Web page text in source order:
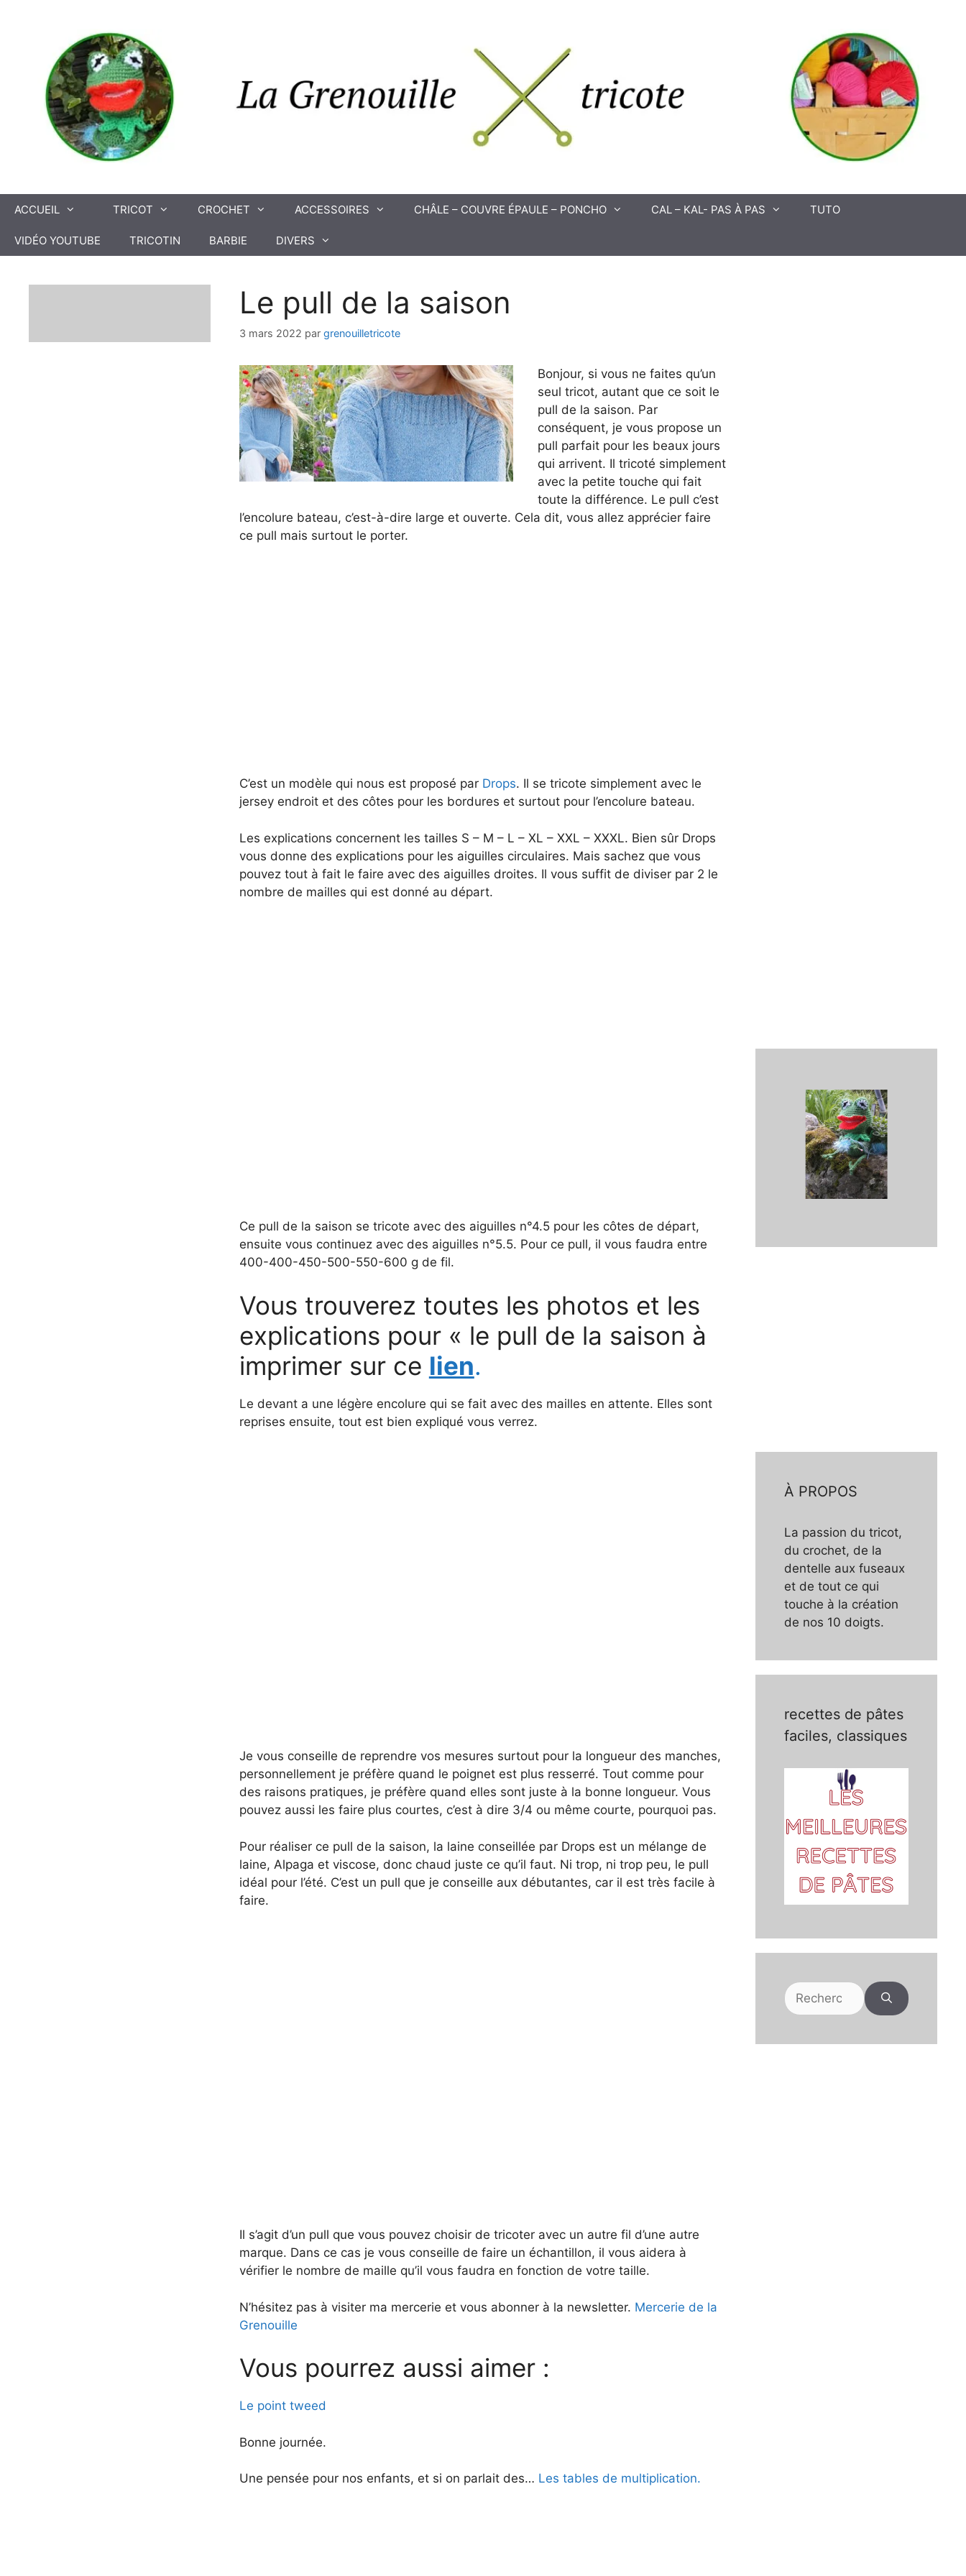
ACCUEIL TRICOT CROCHET ACCESSOIRES CHÂLE – COUVRE ÉPAULE – PONCHO CAL – KAL- PAS À PAS TUTO
VIDÉO YOUTUBE TRICOTIN BARBIE DIVERS
Le pull de la saison
3 mars 2022 par grenouilletricote
Bonjour, si vous ne faites qu’un
seul tricot, autant que ce soit le
pull de la saison. Par
conséquent, je vous propose un
pull parfait pour les beaux jours
qui arrivent. Il tricoté simplement
avec la petite touche qui fait
toute la différence. Le pull c’est
l’encolure bateau, c’est-à-dire large et ouverte. Cela dit, vous allez apprécier faire
ce pull mais surtout le porter.
C’est un modèle qui nous est proposé par Drops. Il se tricote simplement avec le
jersey endroit et des côtes pour les bordures et surtout pour l’encolure bateau.
Les explications concernent les tailles S – M – L – XL – XXL – XXXL. Bien sûr Drops
vous donne des explications pour les aiguilles circulaires. Mais sachez que vous
pouvez tout à fait le faire avec des aiguilles droites. Il vous suffit de diviser par 2 le
nombre de mailles qui est donné au départ.
Ce pull de la saison se tricote avec des aiguilles n°4.5 pour les côtes de départ,
ensuite vous continuez avec des aiguilles n°5.5. Pour ce pull, il vous faudra entre
400-400-450-500-550-600 g de fil.
Vous trouverez toutes les photos et les
explications pour « le pull de la saison à
imprimer sur ce lien.
Le devant a une légère encolure qui se fait avec des mailles en attente. Elles sont
reprises ensuite, tout est bien expliqué vous verrez.
Je vous conseille de reprendre vos mesures surtout pour la longueur des manches,
personnellement je préfère quand le poignet est plus resserré. Tout comme pour
des raisons pratiques, je préfère quand elles sont juste à la bonne longueur. Vous
pouvez aussi les faire plus courtes, c’est à dire 3/4 ou même courte, pourquoi pas.
Pour réaliser ce pull de la saison, la laine conseillée par Drops est un mélange de
laine, Alpaga et viscose, donc chaud juste ce qu’il faut. Ni trop, ni trop peu, le pull
idéal pour l’été. C’est un pull que je conseille aux débutantes, car il est très facile à
faire.
Il s’agit d’un pull que vous pouvez choisir de tricoter avec un autre fil d’une autre
marque. Dans ce cas je vous conseille de faire un échantillon, il vous aidera à
vérifier le nombre de maille qu’il vous faudra en fonction de votre taille.
N’hésitez pas à visiter ma mercerie et vous abonner à la newsletter. Mercerie de la
Grenouille
Vous pourrez aussi aimer :
Le point tweed
Bonne journée.
Une pensée pour nos enfants, et si on parlait des… Les tables de multiplication.
À PROPOS
La passion du tricot,
du crochet, de la
dentelle aux fuseaux
et de tout ce qui
touche à la création
de nos 10 doigts.
recettes de pâtes
faciles, classiques
Rechercher :